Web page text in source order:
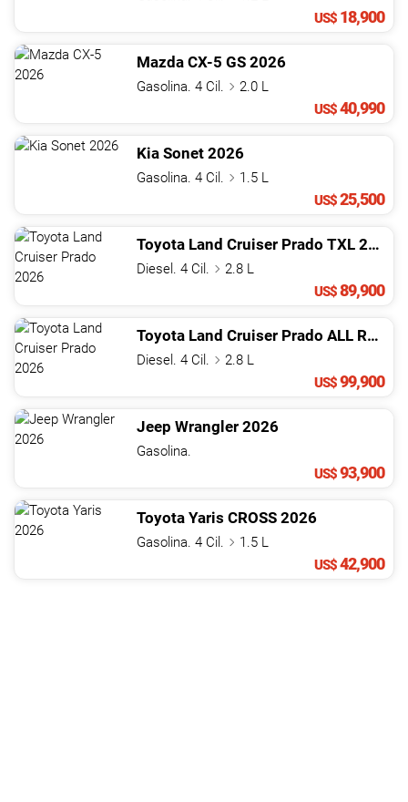
US$ 18,900
Mazda CX-5 GS 2026
Gasolina. 4 Cil.
2.0 L
US$40,990
Kia Sonet 2026
Gasolina. 4 Cil.
1.5 L
US$25,500
Toyota Land Cruiser Prado TXL 2026
Diesel. 4 Cil.
2.8 L
US$89,900
Toyota Land Cruiser Prado ALL ROUNDER 02
Diesel. 4 Cil.
2.8 L
US$99,900
Jeep Wrangler 2026
Gasolina.
US$93,900
Toyota Yaris CROSS 2026
Gasolina. 4 Cil.
1.5 L
US$42,900